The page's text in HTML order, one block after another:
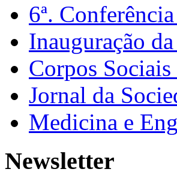
6ª.
Inauguração
Corpos
Jornal da
Medicina e
Newsletter